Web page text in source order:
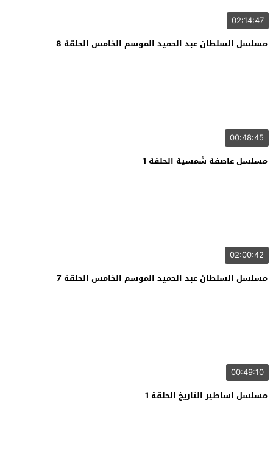
02:14:47
مسلسل السلطان عبد الحميد الموسم الخامس الحلقة 8
00:48:45
مسلسل عاصفة شمسية الحلقة 1
02:00:42
مسلسل السلطان عبد الحميد الموسم الخامس الحلقة 7
00:49:10
مسلسل اساطير التاريخ الحلقة 1